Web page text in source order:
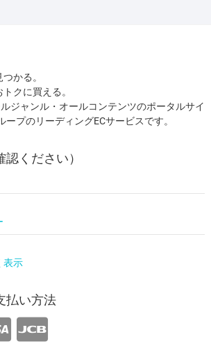
かる。
クに買える。
ジャンル・オールコンテンツのポータルサイ
ープのリーディングECサービスです。
ください）
表示
払い方法